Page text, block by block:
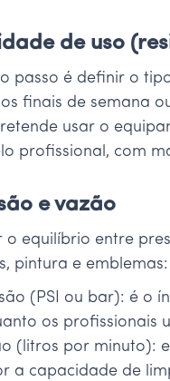
de uso
passo é definir o
finais de semana
usar o
profissional, com
e vazão
o equilíbrio entre
pintura e emblemas:
(PSI ou bar): é o
os profissionais
(litros por minuto):
a capacidade de